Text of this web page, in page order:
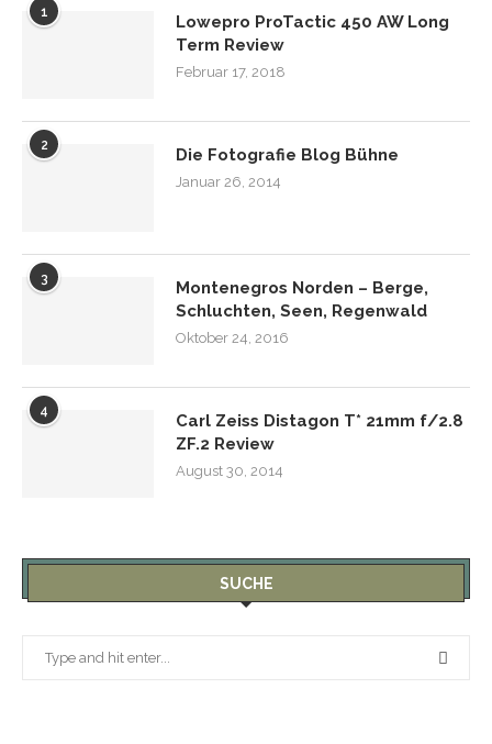
1
Lowepro ProTactic 450 AW Long
Term Review
Februar 17, 2018
2 Die Fotografie Blog Bühne
Januar 26, 2014
3
Montenegros Norden – Berge,
Schluchten, Seen, Regenwald
Oktober 24, 2016
4
Carl Zeiss Distagon T* 21mm f/2.8
ZF.2 Review
August 30, 2014
SUCHE